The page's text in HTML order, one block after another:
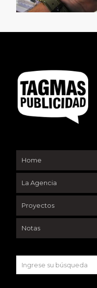
Home
La Agencia
Proyectos
Notas